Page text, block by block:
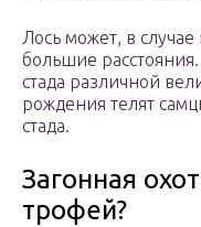
Лось может, в
большие
стада различной
рождения телят
стада.
Загонная
трофей?